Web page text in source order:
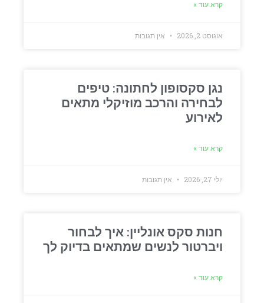
קרא עוד »
אוגוסט 2, 2026 אין תגובות
נגן סקסופון לחתונה: טיפים
לבחירה והרכב מוזיקלי מתאים
לאירוע
קרא עוד »
יולי 27, 2026 אין תגובות
חנות סקס אונליין: איך לבחור
ויברטור לנשים שמתאים בדיוק לך
קרא עוד »